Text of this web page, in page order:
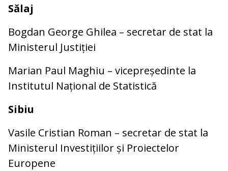
Sălaj
Bogdan George Ghilea – secretar de stat la
Ministerul Justiției
Marian Paul Maghiu – vicepreședinte la
Institutul Național de Statistică
Sibiu
Vasile Cristian Roman – secretar de stat la
Ministerul Investițiilor și Proiectelor
Europene